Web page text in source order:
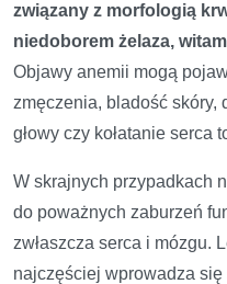
związany z morfologią
niedoborem żelaza,
Objawy anemii mogą
zmęczenia, bladość skóry,
głowy czy kołatanie serca
W skrajnych przypadkach
do poważnych zaburzeń
zwłaszcza serca i mózgu.
najczęściej wprowadza